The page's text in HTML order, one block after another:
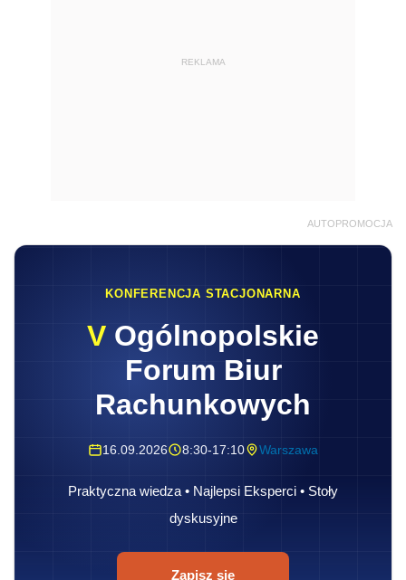
REKLAMA
AUTOPROMOCJA
KONFERENCJA STACJONARNA
V Ogólnopolskie
Forum Biur
Rachunkowych
16.09.2026 8:30-17:10 Warszawa
Praktyczna wiedza • Najlepsi Eksperci • Stoły
dyskusyjne
Zapisz się